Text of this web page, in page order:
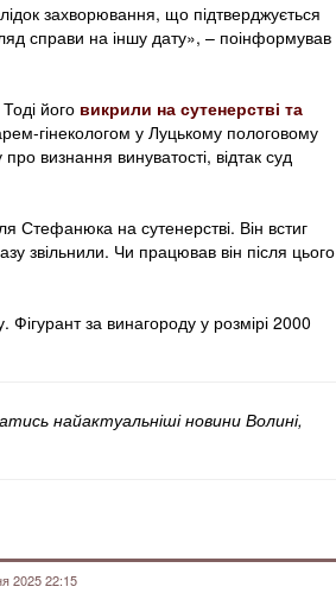
захворювання, що підтверджується
справи на іншу дату», – поінформував
його викрили на сутенерстві та
гінекологом у Луцькому пологовому
визнання винуватості, відтак суд
Стефанюка на сутенерстві. Він встиг
звільнили. Чи працював він після цього
Фігурант за винагороду у розмірі 2000
найактуальніші новини Волині,
2025 22:15